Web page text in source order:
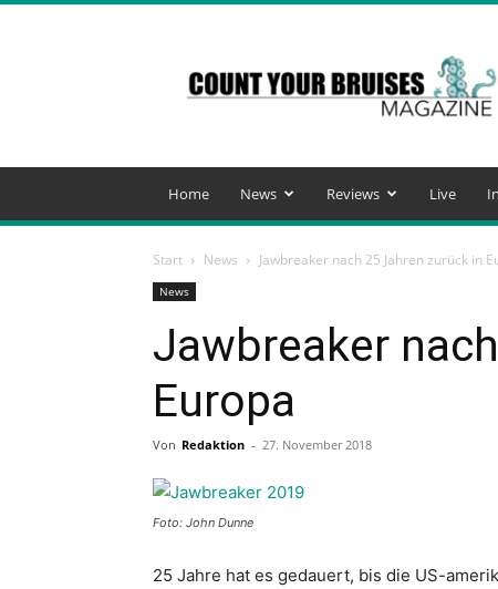
Your
Bruises
Magazine
Home News Reviews Live
Start News Jawbreaker nach 25 Jahren zurück in
News
Jawbreaker
Europa
Von Redaktion - 27. November 2018
Foto: John Dunne
25 Jahre hat es gedauert, bis die US-